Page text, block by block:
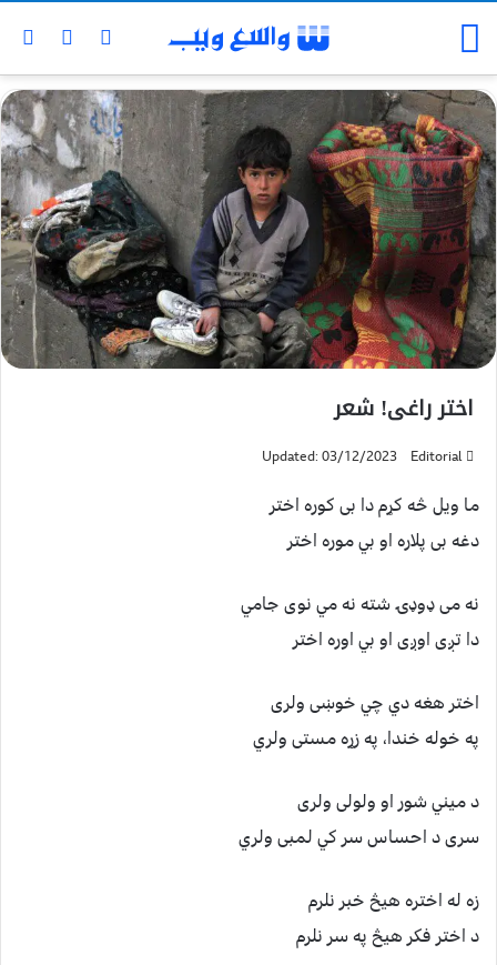
اختر راغی! شعر
Editorial
Updated: 03/12/2023
ما ویل څه کړم دا بی کوره اختر
دغه بی پلاره او بي موره اختر
نه می ډوډۍ شته نه مي نوی جامي
دا تږی اوږی او بي اوره اختر
اختر هغه دي چي خوښی ولری
په خوله خندا، په زړه مستی ولري
د میني شور او ولولی ولری
سری د احساس سر کي لمبی ولري
زه له اختره هیڅ خبر نلرم
د اختر فکر هیڅ په سر نلرم